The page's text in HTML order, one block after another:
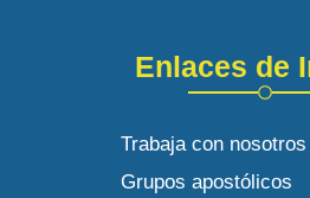
Enlaces de
Trabaja con nosotros
Grupos apostólicos